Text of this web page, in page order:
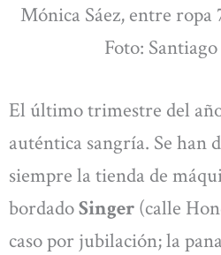
Mónica Sáez, entre
Foto:
El último trimestre del
auténtica sangría. Se han
siempre la tienda de
bordadoSinger (calle
caso por jubilación; la